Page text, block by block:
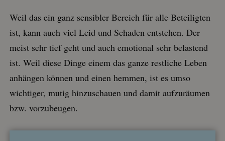
Weil das ein ganz sensibler Bereich für alle Beteiligten
ist, kann auch viel Leid und Schaden entstehen. Der
meist sehr tief geht und auch emotional sehr belastend
ist. Weil diese Dinge einem das ganze restliche Leben
anhängen können und einen hemmen, ist es umso
wichtiger, mutig hinzuschauen und damit aufzuräumen
bzw. vorzubeugen.